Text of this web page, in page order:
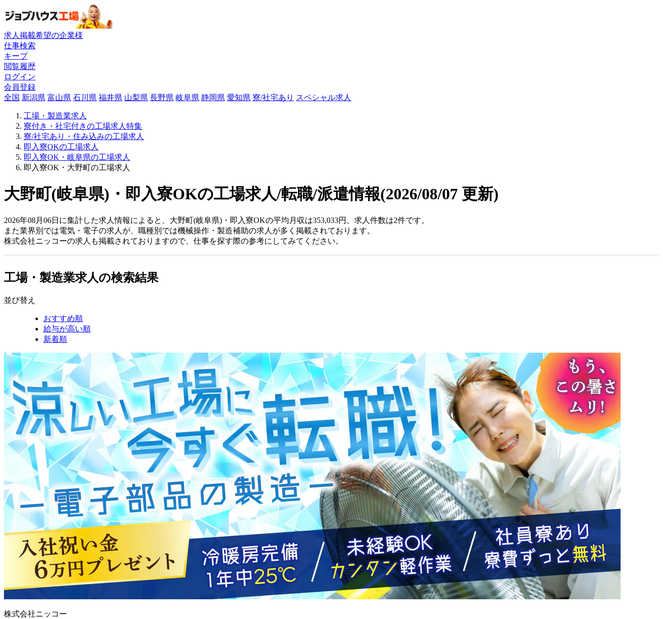
求人掲載希望の企業様
仕事検索
キープ
閲覧履歴
ログイン
会員登録
全国 新潟県 富山県 石川県 福井県 山梨県 長野県 岐阜県 静岡県 愛知県 寮/社宅あり スペシャル求人
工場・製造業求人
寮付き・社宅付きの工場求人特集
寮/社宅あり・住み込みの工場求人
即入寮OKの工場求人
即入寮OK・岐阜県の工場求人
即入寮OK・大野町の工場求人
大野町(岐阜県)・即入寮OKの工場求人/転職/派遣情報(2026/08/07 更新)
2026年08月06日に集計した求人情報によると、大野町(岐阜県)・即入寮OKの平均月収は353,033円、求人件数は2件です。
また業界別では電気・電子の求人が、職種別では機械操作・製造補助の求人が多く掲載されております。
株式会社ニッコーの求人も掲載されておりますので、仕事を探す際の参考にしてみてください。
工場・製造業求人の検索結果
並び替え
おすすめ順
給与が高い順
新着順
株式会社ニッコー